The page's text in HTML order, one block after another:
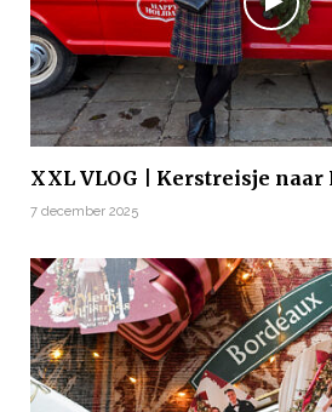
XXL VLOG | Kerstreisje naar
7 december 2025